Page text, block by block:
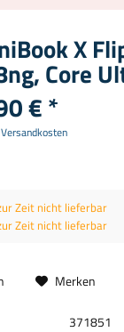
X
Core
€ *
Zeit nicht lieferbar
Zeit nicht lieferbar
Merken
371851